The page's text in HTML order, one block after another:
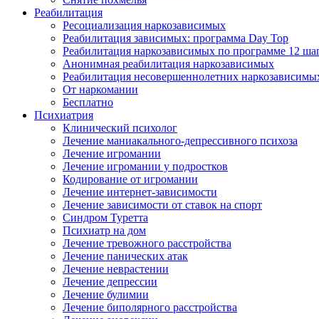
Реабилитация
Ресоциализация наркозависимых
Реабилитация зависимых: программа Day Top
Реабилитация наркозависимых по программе 12
Анонимная реабилитация наркозависимых
Реабилитация несовершеннолетних
От наркомании
Бесплатно
Психиатрия
Клинический психолог
Лечение маниакального-депрессивного психоза
Лечение игромании
Лечение игромании у подростков
Кодирование от игромании
Лечение интернет-зависимости
Лечение зависимости от ставок на спорт
Синдром Туретта
Психиатр на дом
Лечение тревожного расстройства
Лечение панических атак
Лечение неврастении
Лечение депрессии
Лечение булимии
Лечение биполярного расстройства